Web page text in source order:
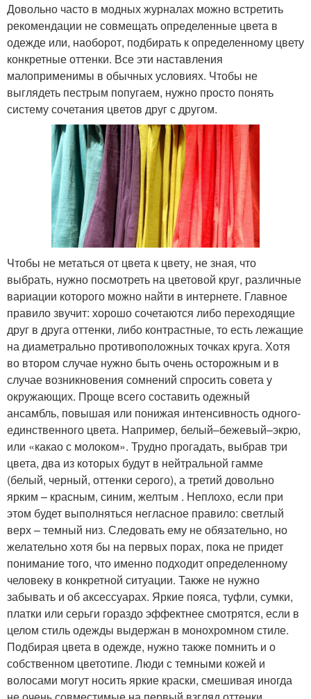
Довольно часто в модных журналах можно встретить
рекомендации не совмещать определенные цвета в
одежде или, наоборот, подбирать к определенному цвету
конкретные оттенки. Все эти наставления
малоприменимы в обычных условиях. Чтобы не
выглядеть пестрым попугаем, нужно просто понять
систему сочетания цветов друг с другом.
Чтобы не метаться от цвета к цвету, не зная, что
выбрать, нужно посмотреть на цветовой круг, различные
вариации которого можно найти в интернете. Главное
правило звучит: хорошо сочетаются либо переходящие
друг в друга оттенки, либо контрастные, то есть лежащие
на диаметрально противоположных точках круга. Хотя
во втором случае нужно быть очень осторожным и в
случае возникновения сомнений спросить совета у
окружающих. Проще всего составить одежный
ансамбль, повышая или понижая интенсивность одного-
единственного цвета. Например, белый–бежевый–экрю,
или «какао с молоком». Трудно прогадать, выбрав три
цвета, два из которых будут в нейтральной гамме
(белый, черный, оттенки серого), а третий довольно
ярким – красным, синим, желтым . Неплохо, если при
этом будет выполняться негласное правило: светлый
верх – темный низ. Следовать ему не обязательно, но
желательно хотя бы на первых порах, пока не придет
понимание того, что именно подходит определенному
человеку в конкретной ситуации. Также не нужно
забывать и об аксессуарах. Яркие пояса, туфли, сумки,
платки или серьги гораздо эффектнее смотрятся, если в
целом стиль одежды выдержан в монохромном стиле.
Подбирая цвета в одежде, нужно также помнить и о
собственном цветотипе. Люди с темными кожей и
волосами могут носить яркие краски, смешивая иногда